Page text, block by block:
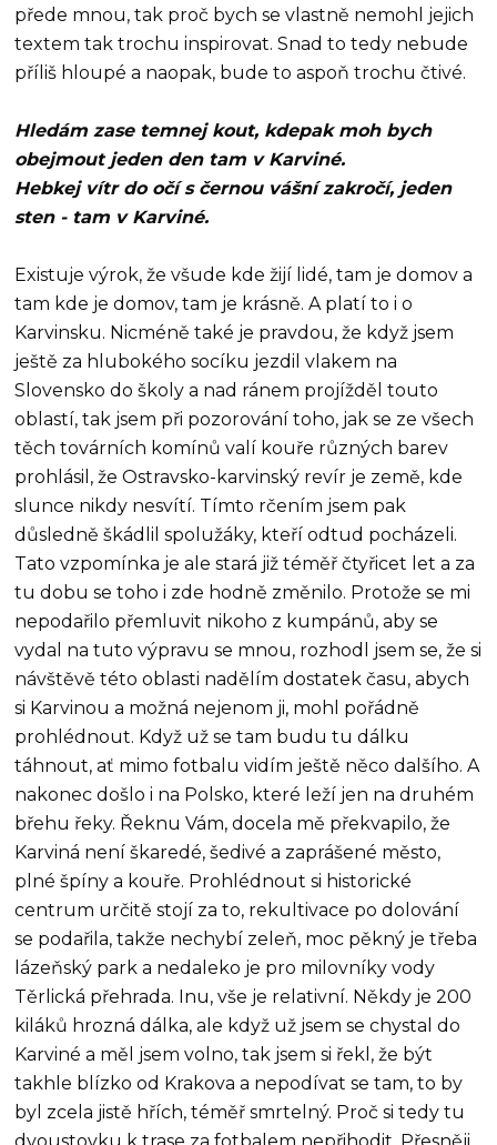
přede mnou, tak proč bych se vlastně nemohl jejich
textem tak trochu inspirovat. Snad to tedy nebude
příliš hloupé a naopak, bude to aspoň trochu čtivé.
Hledám zase temnej kout, kdepak moh bych
obejmout jeden den tam v Karviné.
Hebkej vítr do očí s černou vášní zakročí, jeden
sten - tam v Karviné.
Existuje výrok, že všude kde žijí lidé, tam je domov a
tam kde je domov, tam je krásně. A platí to i o
Karvinsku. Nicméně také je pravdou, že když jsem
ještě za hlubokého socíku jezdil vlakem na
Slovensko do školy a nad ránem projížděl touto
oblastí, tak jsem při pozorování toho, jak se ze všech
těch továrních komínů valí kouře různých barev
prohlásil, že Ostravsko-karvinský revír je země, kde
slunce nikdy nesvítí. Tímto rčením jsem pak
důsledně škádlil spolužáky, kteří odtud pocházeli.
Tato vzpomínka je ale stará již téměř čtyřicet let a za
tu dobu se toho i zde hodně změnilo. Protože se mi
nepodařilo přemluvit nikoho z kumpánů, aby se
vydal na tuto výpravu se mnou, rozhodl jsem se, že si
návštěvě této oblasti nadělím dostatek času, abych
si Karvinou a možná nejenom ji, mohl pořádně
prohlédnout. Když už se tam budu tu dálku
táhnout, ať mimo fotbalu vidím ještě něco dalšího. A
nakonec došlo i na Polsko, které leží jen na druhém
břehu řeky. Řeknu Vám, docela mě překvapilo, že
Karviná není škaredé, šedivé a zaprášené město,
plné špíny a kouře. Prohlédnout si historické
centrum určitě stojí za to, rekultivace po dolování
se podařila, takže nechybí zeleň, moc pěkný je třeba
lázeňský park a nedaleko je pro milovníky vody
Těrlická přehrada. Inu, vše je relativní. Někdy je 200
kiláků hrozná dálka, ale když už jsem se chystal do
Karviné a měl jsem volno, tak jsem si řekl, že být
takhle blízko od Krakova a nepodívat se tam, to by
byl zcela jistě hřích, téměř smrtelný. Proč si tedy tu